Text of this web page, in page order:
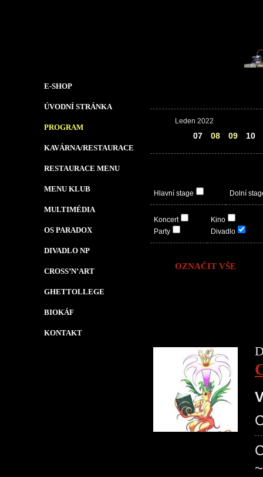
E-SHOP
ÚVODNÍ STRÁNKA
PROGRAM
KAVÁRNA/RESTAURACE
RESTAURACE MENU
MENU KLUB
MULTIMÉDIA
OS PARADOX
DIVADLO NP
CROSS’N’ART
GHETTOLLEGE
BIOKÁF
KONTAKT
Leden 2022
07 08 09 10
Hlavní stage Dolní
Koncert
Party
Kino
Divadlo
OZNAČIT VŠE